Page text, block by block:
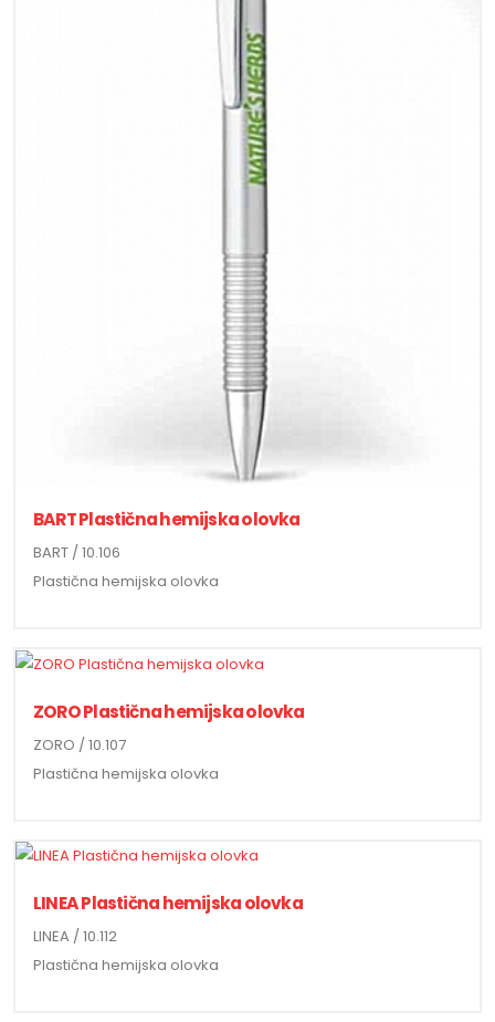
BART Plastična hemijska olovka
BART / 10.106
Plastična hemijska olovka
ZORO Plastična hemijska olovka
ZORO / 10.107
Plastična hemijska olovka
LINEA Plastična hemijska olovka
LINEA / 10.112
Plastična hemijska olovka